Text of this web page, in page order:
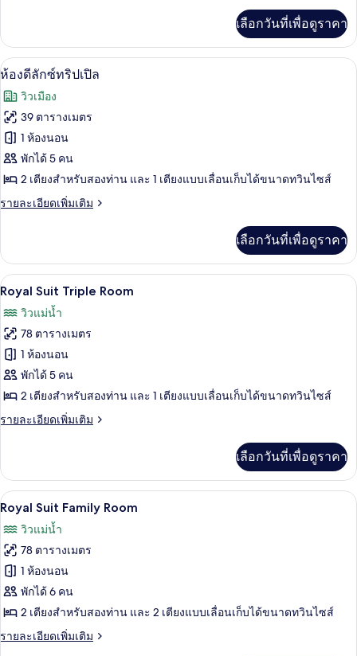
อำนวย
ความ
สะดวก
สำหรับ
ผู้
พิการ
เกี่ยว
กับ
ห้อง
น,
พร้อม
สิ่ง
อำนวย
ความ
สะดวก
สำหรับ
ผู้
เลือกวันที่เพื่อดูราคา
เปิด
ภาพถ่าย
ทั้งหมด
ของ
ห้อง
ดี
ลัก
ทริปเปิล
5
ห้องดีลักซ์ทริปเปิล
วิวเมือง
39 ตารางเมตร
1 ห้องนอน
พักได้ 5 คน
2 เตียงสำหรับสองท่าน และ 1 เตียงแบบเลื่อนเก็บได้ขนาดทวินไซส์
รายละเอียดเพิ่มเติม
ราย
เกี่ยว
กับ
ห้อง
ลัก
ซ์
ทริปเปิล
เลือกวันที่เพื่อดูราคา
เปิด
ภาพถ่าย
ทั้งหมด
ของ
Royal
Suit
Triple
Room
ตู้นิรภัยในห้องพัก, โต๊ะทำงาน, พื้นที่ท
10
Royal Suit Triple Room
วิวแม่น้ำ
78 ตารางเมตร
1 ห้องนอน
พักได้ 5 คน
2 เตียงสำหรับสองท่าน และ 1 เตียงแบบเลื่อนเก็บได้ขนาดทวินไซส์
รายละเอียดเพิ่มเติม
ราย
เกี่ยว
กับ
Royal
Suit
Triple
Room
เลือกวันที่เพื่อดูราคา
เปิด
ภาพถ่าย
ทั้งหมด
ของ
Royal
Suit
Family
Room
ตู้นิรภัยในห้องพัก, โต๊ะทำงาน, พื้นที่ท
10
Royal Suit Family Room
วิวแม่น้ำ
78 ตารางเมตร
1 ห้องนอน
พักได้ 6 คน
2 เตียงสำหรับสองท่าน และ 2 เตียงแบบเลื่อนเก็บได้ขนาดทวินไซส์
รายละเอียดเพิ่มเติม
ราย